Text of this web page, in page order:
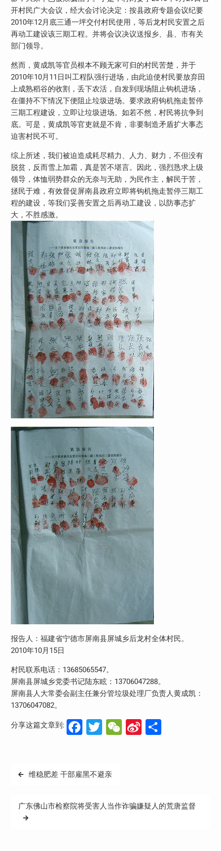
开村民广大会议，经大会讨论决定：按县政府专题会议纪要
2010年12月底三通一坪交付村民使用，等后龙村民安置之后
再动工建设该三期工程。并将会议决议送报乡、县、市有关
部门领导。
然而，黄成凯等官员根本不顾无家可归的村民苦楚，并于
2010年10月11日叫工程队强行进场，由此迫使村民要放弃田
上成熟稻谷的收割，丢下农活，自发到现场阻止钩机进场，
在僵持不下情况下便阻止垃圾进场。要求政府钩机拖走暂停
三期工程建设，立即让垃圾进场。如若不然，村民将抗争到
底。可是，黄成凯等官吏就是不肯，非要制造矛盾扩大事态
迫害村民不可。
综上所述，我们被迫造成耗尽精力、人力、财力，不但没有
脱贫，反而雪上加霜，真是苦不堪言。因此，强烈恳求上级
领导，体恤弱势群众的无奈与无助，为民作主，解民于苦，
拯民于难，有效督促屏南县政府立即将钩机拖走暂停三期工
程的建设，等我们妥善安置之后再动工建设，以防事态扩
大，不胜感激。
报告人：福建省宁德市屏南县屏城乡后龙村全体村民。
2010年10月15日
村民联系电话：13685065547。
屏南县屏城乡党委书记陆东眩：13706047288。
屏南县人大常委会副主任兼分管垃圾处理厂负责人黄成凯：
13706047082。
分享这篇文章到: Facebook
Twitter
WeChat
Sina分
文
导
维稳肥差 干部雇黑不避亲
广东佛山市检察院将受害人当作诈骗嫌疑人的荒唐监督